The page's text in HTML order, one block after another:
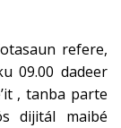
refere,
09.00 dadeer
, tanba parte
dijitál maibé